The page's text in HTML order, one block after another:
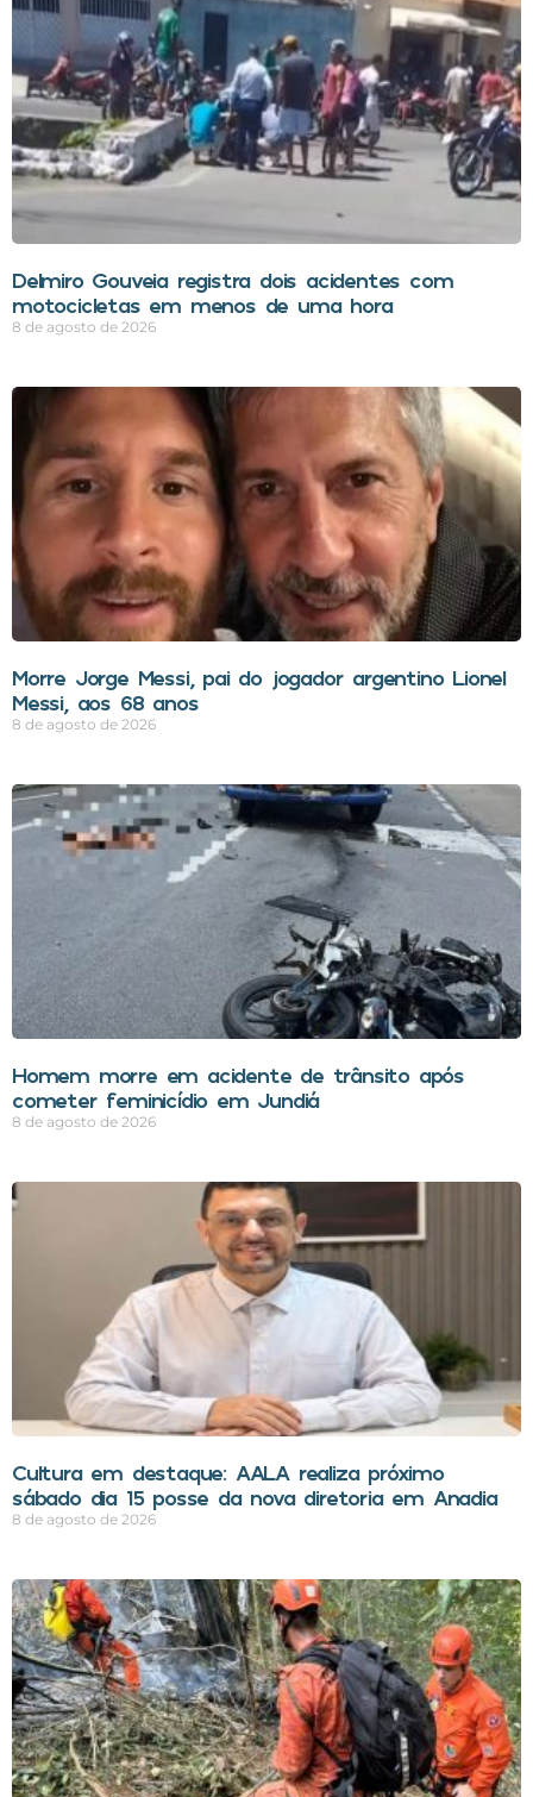
Delmiro Gouveia registra dois acidentes com
motocicletas em menos de uma hora
8 de agosto de 2026
Morre Jorge Messi, pai do jogador argentino Lionel
Messi, aos 68 anos
8 de agosto de 2026
Homem morre em acidente de trânsito após
cometer feminicídio em Jundiá
8 de agosto de 2026
Cultura em destaque: AALA realiza próximo
sábado dia 15 posse da nova diretoria em Anadia
8 de agosto de 2026